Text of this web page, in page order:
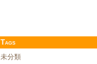
Tags
未分類